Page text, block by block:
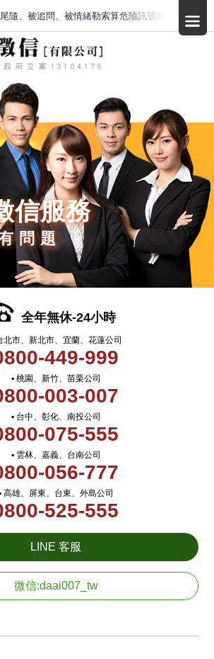
信服務
問題
全年無休-24小時
北市、新北市、宜蘭、花蓮公司
449-999
▪ 桃園、新竹、苗栗公司
003-007
▪ 台中、彰化、南投公司
075-555
▪ 雲林、嘉義、台南公司
056-777
高雄、屏東、台東、外島公司
525-555
LINE 客服
微信:daai007_tw
隨、被追問、被情緒勒索算危險訊號嗎？高雄跟